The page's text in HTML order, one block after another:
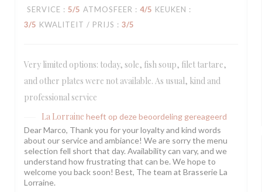
SERVICE : 5/5 ATMOSFEER : 4/5 KEUKEN :
3/5 KWALITEIT / PRIJS : 3/5
Very limited options: today, sole, fish soup, filet tartare,
and other plates were not available. As usual, kind and
professional service
La Lorraine heeft op deze beoordeling gereageerd
Dear Marco, Thank you for your loyalty and kind words
about our service and ambiance! We are sorry the menu
selection fell short that day. Availability can vary, and we
understand how frustrating that can be. We hope to
welcome you back soon! Best, The team at Brasserie La
Lorraine.